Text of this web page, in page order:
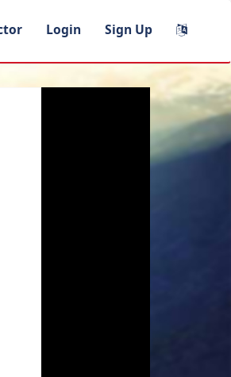
Login Sign Up